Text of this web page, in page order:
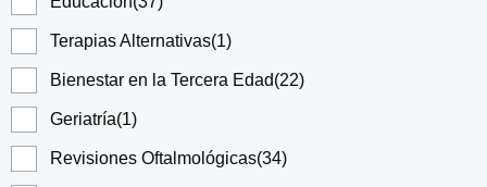
Terapias Alternativas(1)
Bienestar en la Tercera Edad(22)
Geriatría(1)
Revisiones Oftalmológicas(34)